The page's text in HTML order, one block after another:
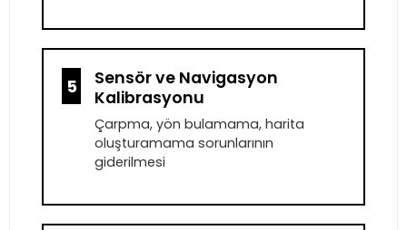
5
Sensör ve Navigasyon
Kalibrasyonu
Çarpma, yön bulamama, harita
oluşturamama sorunlarının
giderilmesi